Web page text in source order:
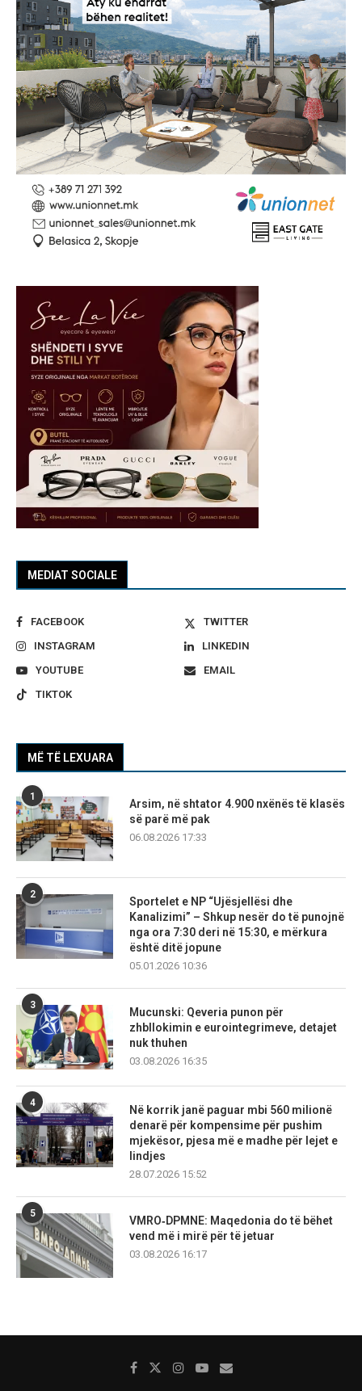
MEDIAT SOCIALE
FACEBOOK
TWITTER
INSTAGRAM
LINKEDIN
YOUTUBE
EMAIL
TIKTOK
MË TË LEXUARA
1
Arsim, në shtator 4.900 nxënës të klasës
së parë më pak
06.08.2026 17:33
2
Sportelet e NP “Ujësjellësi dhe
Kanalizimi” – Shkup nesër do të punojnë
nga ora 7:30 deri në 15:30, e mërkura
është ditë jopune
05.01.2026 10:36
3
Mucunski: Qeveria punon për
zhbllokimin e eurointegrimeve, detajet
nuk thuhen
03.08.2026 16:35
4
Në korrik janë paguar mbi 560 milionë
denarë për kompensime për pushim
mjekësor, pjesa më e madhe për lejet e
lindjes
28.07.2026 15:52
5
VMRO‑DPMNE: Maqedonia do të bëhet
vend më i mirë për të jetuar
03.08.2026 16:17